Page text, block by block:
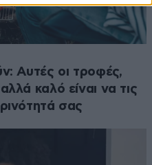
Αυτές οι τροφές,
καλό είναι να τις
σας